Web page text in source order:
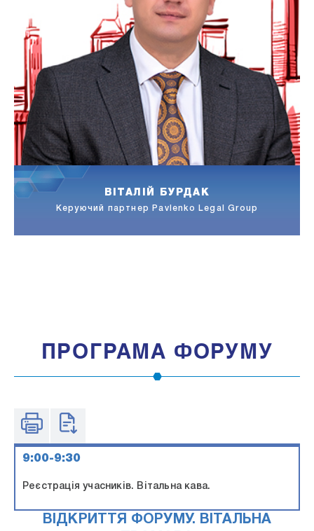
ВІТАЛІЙ БУРДАК
Керуючий партнер Pavlenko Legal Group
ПРОГРАМА ФОРУМУ
9:00-9:30
Реєстрація учасників. Вітальна кава.
ВІДКРИТТЯ ФОРУМУ. ВІТАЛЬНА